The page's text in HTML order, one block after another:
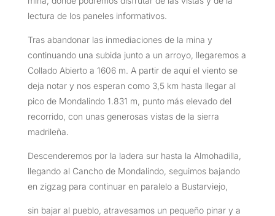
lectura de los paneles informativos.
Tras abandonar las inmediaciones de la mina y
continuando una subida junto a un arroyo, llegaremos a
Collado Abierto a 1606 m. A partir de aquí el viento se
deja notar y nos esperan como 3,5 km hasta llegar al
pico de Mondalindo 1.831 m, punto más elevado del
recorrido, con unas generosas vistas de la sierra
madrileña.
Descenderemos por la ladera sur hasta la Almohadilla,
llegando al Cancho de Mondalindo, seguimos bajando
en zigzag para continuar en paralelo a Bustarviejo,
sin bajar al pueblo, atravesamos un pequeño pinar y a